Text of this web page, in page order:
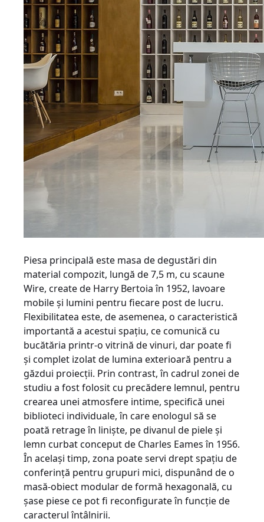
Piesa principală este masa de degustări din
material compozit, lungă de 7,5 m, cu scaune
Wire, create de Harry Bertoia în 1952, lavoare
mobile şi lumini pentru fiecare post de lucru.
Flexibilitatea este, de asemenea, o caracteristică
importantă a acestui spaţiu, ce comunică cu
bucătăria printr-o vitri­nă de vinuri, dar poate fi
şi complet izolat de lumina exterioară pentru a
găzdui proiecţii. Prin contrast, în cadrul zonei de
studiu a fost folosit cu precădere lemnul, pentru
crearea unei atmosfere intime, specifi­că unei
biblioteci individu­ale, în care enologul să se
poată retrage în linişte, pe divanul de piele şi
lemn curbat conceput de Charles Ea­mes în 1956.
În acelaşi timp, zona poate servi drept spaţiu de
conferinţă pentru grupuri mici, dispunând de o
masă-obiect modular de formă hexagonală, cu
şase piese ce pot fi re­configurate în funcţie de
caracterul întâlnirii.